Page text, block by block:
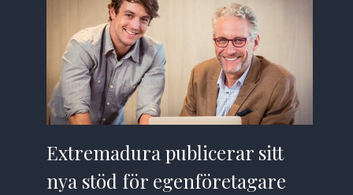
Extremadura publicerar sitt
nya stöd för egenföretagare